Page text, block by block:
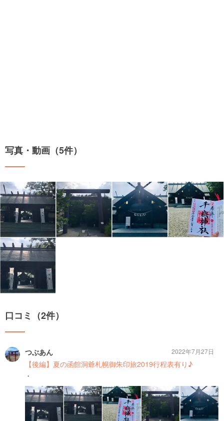
写真・動画（5件）
口コミ（2件）
つぶあん
【後編】夏の函館洞爺札幌御朱印旅2019行程表有り♪
・
2022年7月27日